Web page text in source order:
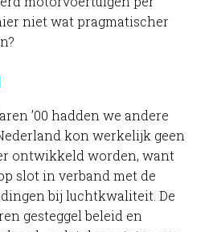
niet wat pragmatischer
’00 hadden we andere
kon werkelijk geen
ontwikkeld worden, want
slot in verband met de
bij luchtkwaliteit. De
gesteggel beleid en